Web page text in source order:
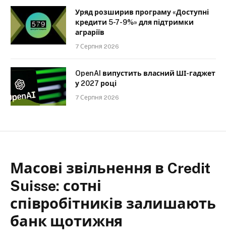
Уряд розширив програму «Доступні
кредити 5-7-9%» для підтримки
аграріїв
7 Серпня 2026
OpenAI випустить власний ШІ-гаджет
у 2027 році
7 Серпня 2026
Масові звільнення в Credit
Suisse: сотні
співробітників залишають
банк щотижня